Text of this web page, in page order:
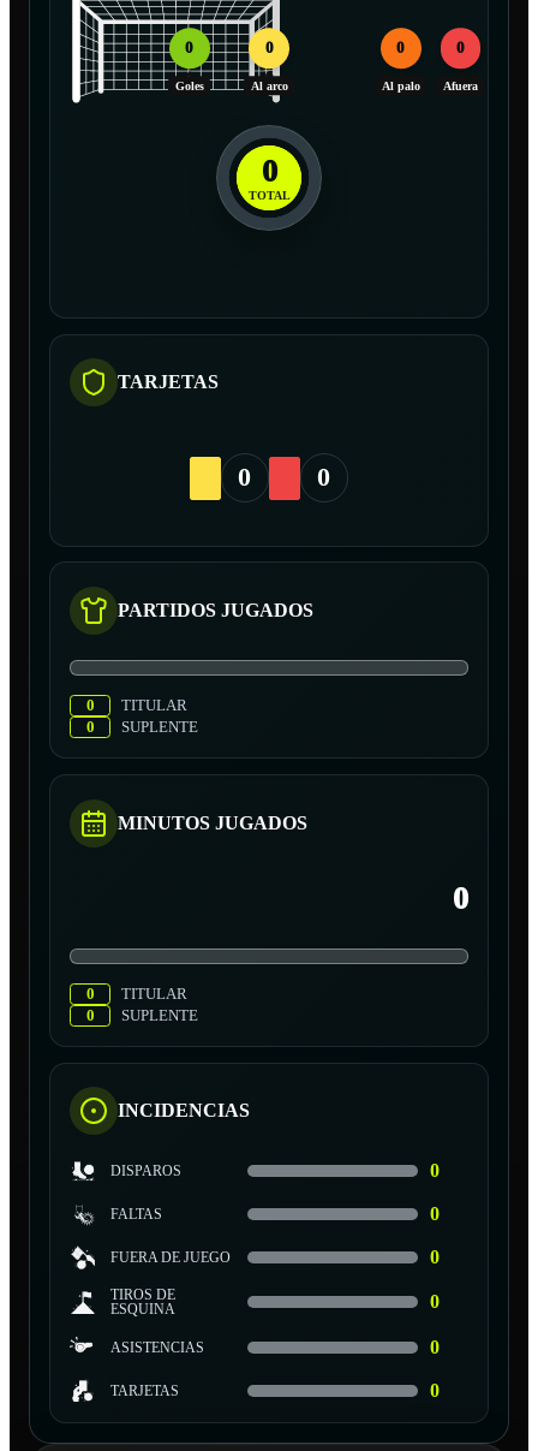
0
Goles
0
Al arco
0
Al palo
0
Afuera
0
TOTAL
TARJETAS
0 0
PARTIDOS JUGADOS
0
TITULAR
0
SUPLENTE
MINUTOS JUGADOS
0
0
TITULAR
0
SUPLENTE
INCIDENCIAS
DISPAROS 0
FALTAS 0
FUERA DE JUEGO 0
TIROS DE
ESQUINA
0
ASISTENCIAS 0
TARJETAS 0